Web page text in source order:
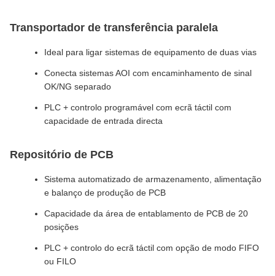
Transportador de transferência paralela
Ideal para ligar sistemas de equipamento de duas vias
Conecta sistemas AOI com encaminhamento de sinal
OK/NG separado
PLC + controlo programável com ecrã táctil com
capacidade de entrada directa
Repositório de PCB
Sistema automatizado de armazenamento, alimentação
e balanço de produção de PCB
Capacidade da área de entablamento de PCB de 20
posições
PLC + controlo do ecrã táctil com opção de modo FIFO
ou FILO